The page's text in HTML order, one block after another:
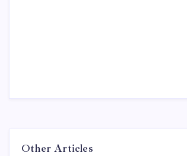
Other Articles